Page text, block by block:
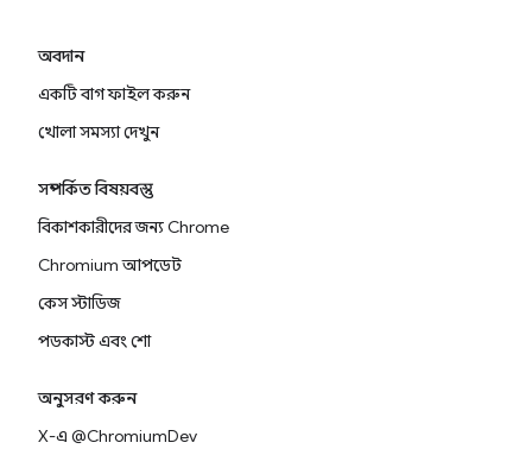
অবদান
একটি বাগ ফাইল করুন
খোলা সমস্যা দেখুন
সম্পর্কিত বিষয়বস্তু
বিকাশকারীদের জন্য Chrome
Chromium আপডেট
কেস স্টাডিজ
পডকাস্ট এবং শো
অনুসরণ করুন
X-এ @ChromiumDev